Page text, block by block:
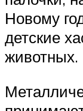
Новому
детские
животных.